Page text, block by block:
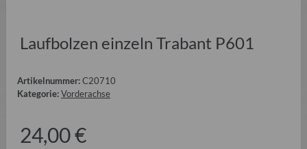
Laufbolzen einzeln Trabant P601
Artikelnummer:C20710
Kategorie:Vorderachse
24,00 €